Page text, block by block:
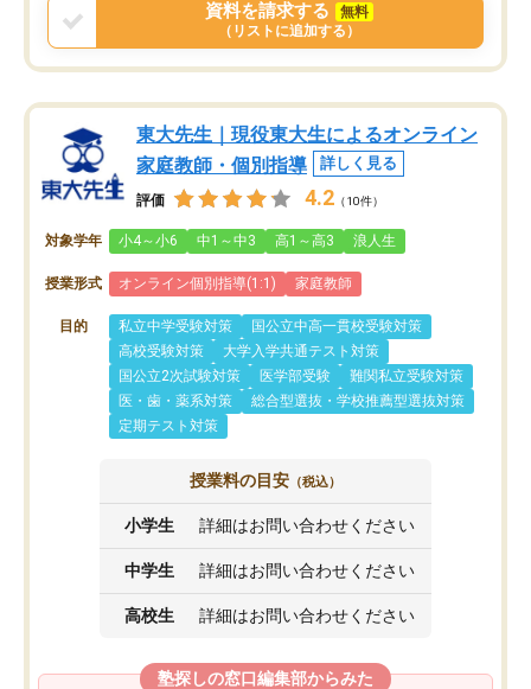
資料を請求する
無料
（リストに追加する）
東大先生｜現役東大生によるオンライン
家庭教師・個別指導
詳しく見る
評価 4.2 （10件）
対象学年 小4～小6 中1～中3 高1～高3 浪人生
授業形式 オンライン個別指導(1:1) 家庭教師
目的 私立中学受験対策
国公立中高一貫校受験対策
高校受験対策
大学入学共通テスト対策
国公立2次試験対策
医学部受験
難関私立受験対策
医・歯・薬系対策
総合型選抜・学校推薦型選抜対策
定期テスト対策
授業料の目安 （税込）
小学生 詳細はお問い合わせください
中学生 詳細はお問い合わせください
高校生 詳細はお問い合わせください
塾探しの窓口編集部からみた